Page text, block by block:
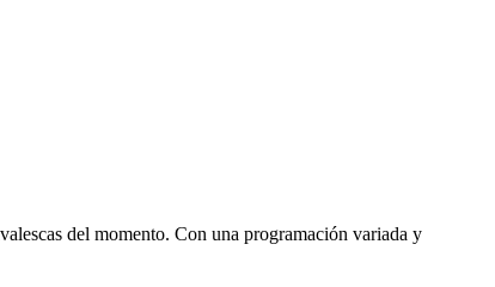
del momento. Con una programación variada y